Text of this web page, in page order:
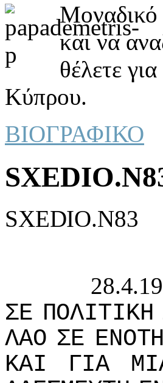
Μοναδικό
και να
θέλετε
Κύπρου.
ΒΙΟΓΡΑΦΙΚΟ
SXEDIO.N83
ΣΕ ΠΟΛIΤIΚΗ
ΛΑΟ ΣΕ
ΚΑI
ΓIΑ